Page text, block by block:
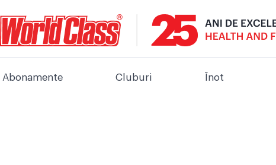
Abonamente Cluburi Înot